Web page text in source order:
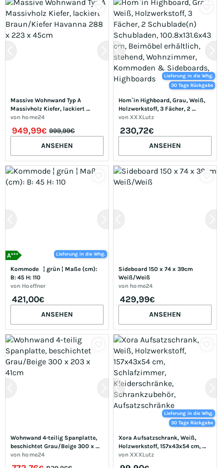
Massive Wohnwand Typ A
Massivholz Kiefer, lackiert
Braun/Kiefer Havanna 288 x
von home24
949,99€ 999,99€
ANSEHEN
Lieferung in die Whg.
30 Tage Rückgabe
Hom`in Highboard, Grau, Weiß,
Holzwerkstoff, 3 Fächer, 2
Schublade(n) Schubladen,
erhältlich, stehend,
Wohnzimmer, Kommoden &
von XXXLutz
230,72€
ANSEHEN
Lieferung in die Whg.
A+++
Kommode   ¦ grün ¦ Maße (cm):
B: 45 H: 110
von Hoeffner
421,00€
ANSEHEN
Sideboard 150 x 74 x 39cm
Weiß/Weiß
von home24
429,99€
ANSEHEN
Wohnwand 4-teilig Spanplatte,
beschichtet Grau/Beige 300 x
203 x 41cm
von home24
Lieferung in die Whg.
30 Tage Rückgabe
Xora Aufsatzschrank, Weiß,
Holzwerkstoff, 157x43x54 cm,
Schlafzimmer, Kleiderschränke,
von XXXLutz